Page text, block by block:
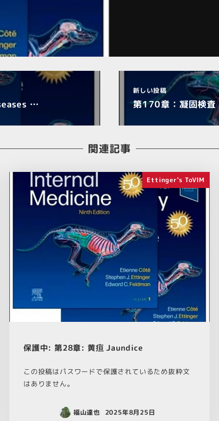
…
新しい投稿
第170章：凝固検
関連記事
Ettinger's ToVIM
保護中: 第28章: 黄疸 Jaundice
この投稿はパスワードで保護されているため抜粋文
はありません。
福山達也 2025年8月25日